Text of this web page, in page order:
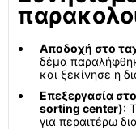
Αποδοχή στο
δέμα
και ξεκίνησε η
Επεξεργασία
sorting center):
για περαιτέρω